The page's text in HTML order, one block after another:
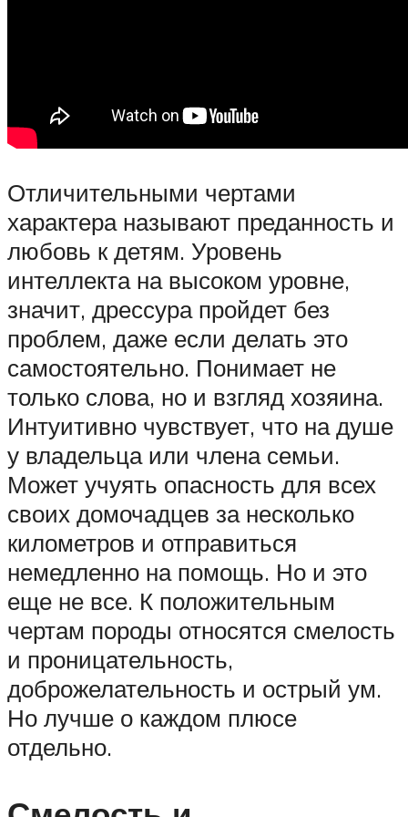
Отличительными чертами
характера называют преданность и
любовь к детям. Уровень
интеллекта на высоком уровне,
значит, дрессура пройдет без
проблем, даже если делать это
самостоятельно. Понимает не
только слова, но и взгляд хозяина.
Интуитивно чувствует, что на душе
у владельца или члена семьи.
Может учуять опасность для всех
своих домочадцев за несколько
километров и отправиться
немедленно на помощь. Но и это
еще не все. К положительным
чертам породы относятся смелость
и проницательность,
доброжелательность и острый ум.
Но лучше о каждом плюсе
отдельно.